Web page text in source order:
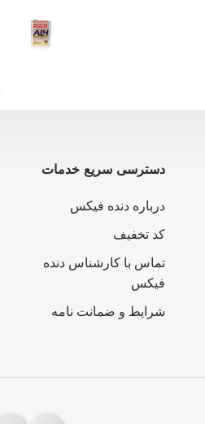
دسترسی سریع خدمات
درباره دنده فیکس
کد تخفیف
تماس با کارشناس دنده
فیکس
شرایط و ضمانت نامه